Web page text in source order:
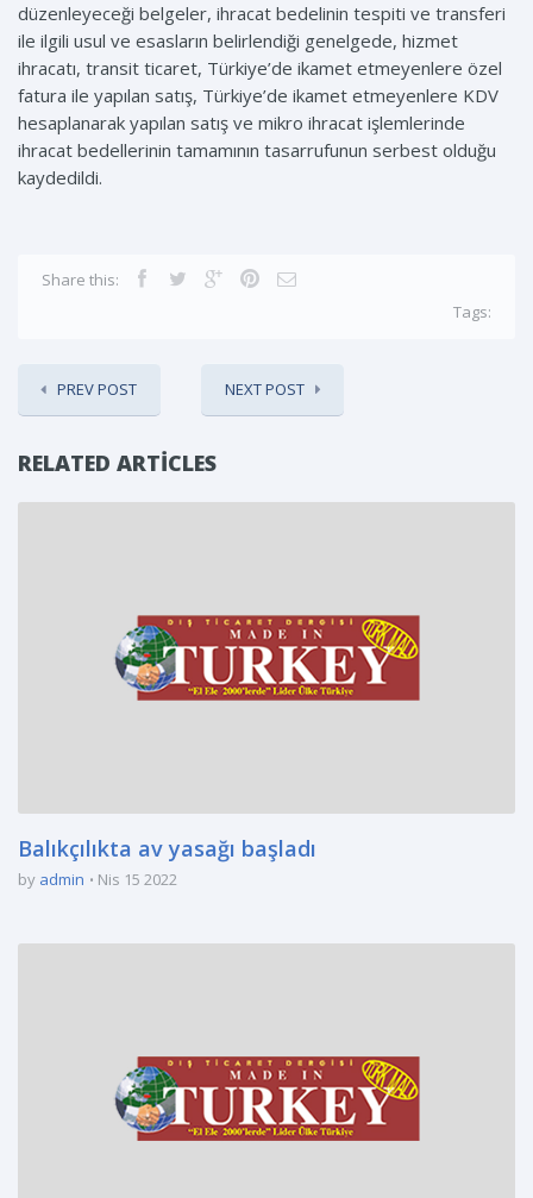
düzenleyeceği belgeler, ihracat bedelinin tespiti ve transferi
ile ilgili usul ve esasların belirlendiği genelgede, hizmet
ihracatı, transit ticaret, Türkiye’de ikamet etmeyenlere özel
fatura ile yapılan satış, Türkiye’de ikamet etmeyenlere KDV
hesaplanarak yapılan satış ve mikro ihracat işlemlerinde
ihracat bedellerinin tamamının tasarrufunun serbest olduğu
kaydedildi.
Share this:
Tags:
PREV POST NEXT POST
RELATED ARTICLES
Balıkçılıkta av yasağı başladı
by admin Nis 15 2022